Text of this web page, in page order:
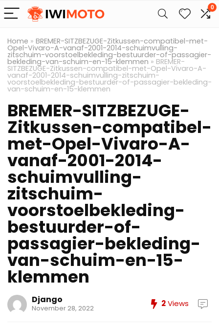
0
Home » BREMER-SITZBEZUGE-Zitkussen-compatibel-met-
Opel-Vivaro-A-vanaf-2001-2014-schuimvulling-
zitschuim-voorstoelbekleding-bestuurder-of-passagier-
bekleding-van-schuim-en-15-klemmen » BREMER-
SITZBEZUGE-Zitkussen-compatibel-met-Opel-Vivaro-A-
vanaf-2001-2014-schuimvulling-zitschuim-
voorstoelbekleding-bestuurder-of-passagier-bekleding-
van-schuim-en-15-klemmen
BREMER-SITZBEZUGE-
Zitkussen-compatibel-
met-Opel-Vivaro-A-
vanaf-2001-2014-
schuimvulling-
zitschuim-
voorstoelbekleding-
bestuurder-of-
passagier-bekleding-
van-schuim-en-15-
klemmen
Django
November 28, 2022 2Views